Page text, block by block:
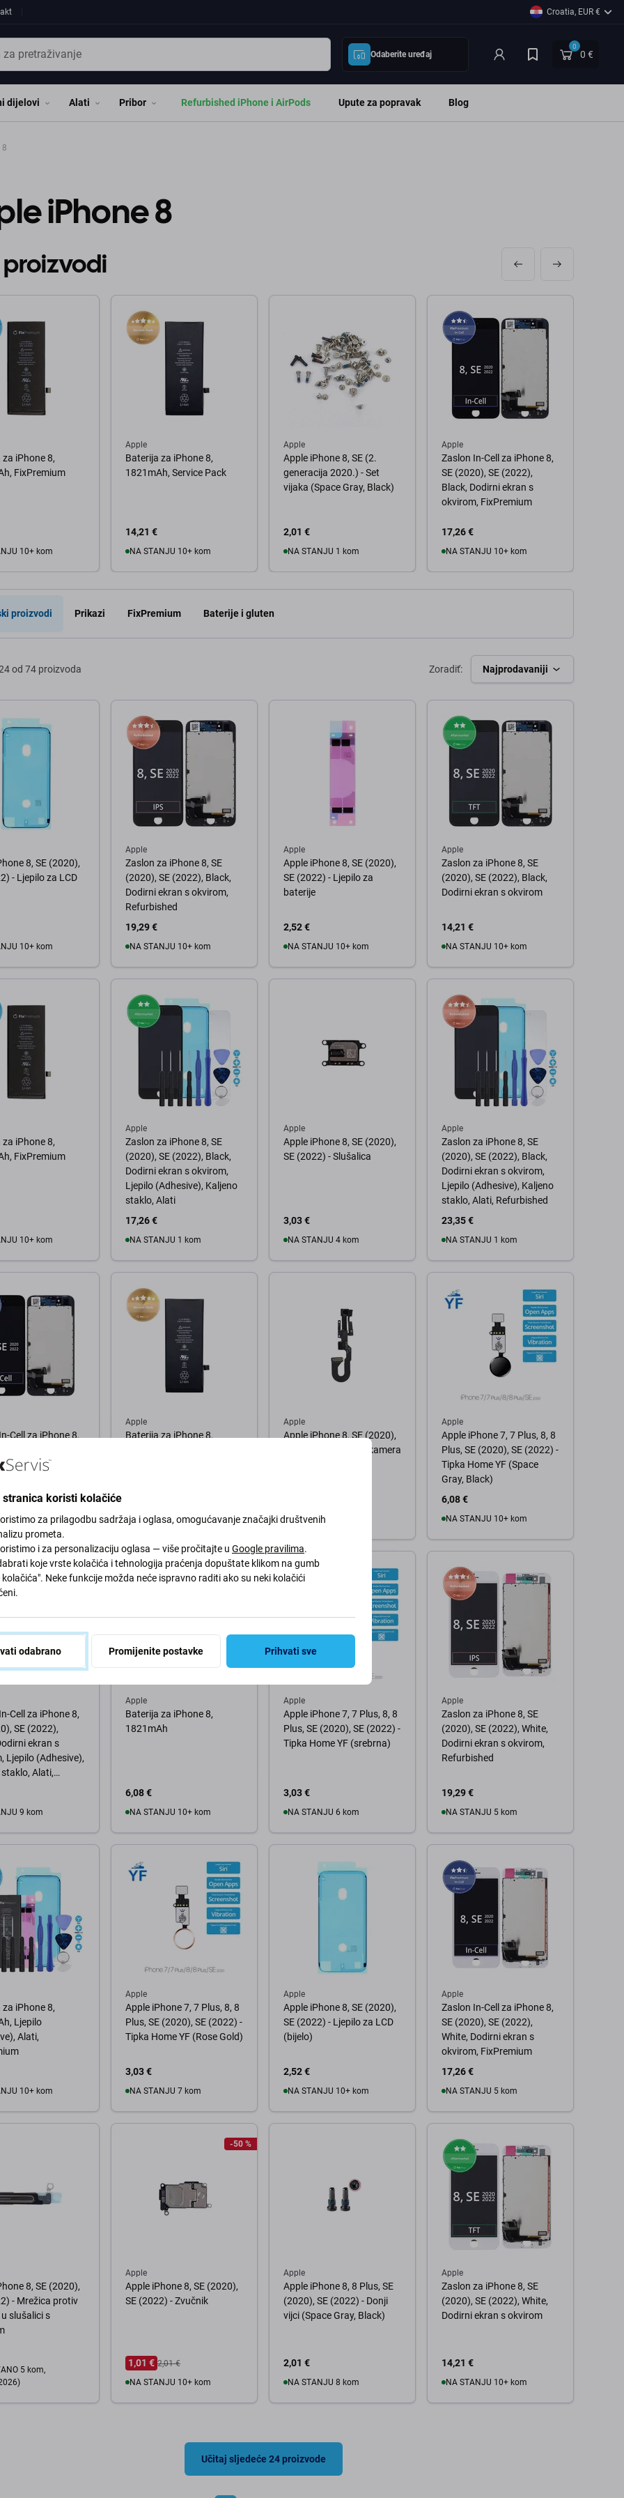
Croatia, EUR €
Odaberite uređaj
0
0 €
dijelovi Alati Pribor Refurbished iPhone i AirPods Upute za popravak Blog
8
iPhone 8
proizvodi
iPhone 8,
FixPremium
10+ kom
Apple
Baterija za iPhone 8,
1821mAh, Service Pack
14,21 €
NA STANJU 10+ kom
U košaricu
Apple
Apple iPhone 8, SE (2.
generacija 2020.) - Set
vijaka (Space Gray, Black)
2,01 €
NA STANJU 1 kom
U košaricu
Apple
Zaslon In-Cell za iPhone 8,
SE (2020), SE (2022),
Black, Dodirni ekran s
okvirom, FixPremium
17,26 €
NA STANJU 10+ kom
U košaricu
proizvodi Prikazi FixPremium Baterije i gluten
od 74 proizvoda Zoradiť: Najprodavaniji
8, SE (2020),
- Ljepilo za LCD
10+ kom
Apple
Zaslon za iPhone 8, SE
(2020), SE (2022), Black,
Dodirni ekran s okvirom,
Refurbished
19,29 €
NA STANJU 10+ kom
Apple
Apple iPhone 8, SE (2020),
SE (2022) - Ljepilo za
baterije
2,52 €
NA STANJU 10+ kom
Apple
Zaslon za iPhone 8, SE
(2020), SE (2022), Black,
Dodirni ekran s okvirom
14,21 €
NA STANJU 10+ kom
iPhone 8,
FixPremium
10+ kom
Apple
Zaslon za iPhone 8, SE
(2020), SE (2022), Black,
Dodirni ekran s okvirom,
Ljepilo (Adhesive), Kaljeno
staklo, Alati
17,26 €
NA STANJU 1 kom
Apple
Apple iPhone 8, SE (2020),
SE (2022) - Slušalica
3,03 €
NA STANJU 4 kom
Apple
Zaslon za iPhone 8, SE
(2020), SE (2022), Black,
Dodirni ekran s okvirom,
Ljepilo (Adhesive), Kaljeno
staklo, Alati, Refurbished
23,35 €
NA STANJU 1 kom
Cell za iPhone 8,
ekran s
10+ kom
Apple
Baterija za iPhone 8,
NA STANJU 10+ kom
U košaricu
Apple
Apple iPhone 8, SE (2020),
SE (2022) - Prednja kamera
NA STANJU 10+ kom
U košaricu
Apple
Apple iPhone 7, 7 Plus, 8, 8
Plus, SE (2020), SE (2022) -
Tipka Home YF (Space
Gray, Black)
6,08 €
NA STANJU 10+ kom
Cell za iPhone 8,
SE (2022),
ekran s
Ljepilo (Adhesive),
Alati,
9 kom
Apple
Baterija za iPhone 8,
1821mAh
6,08 €
NA STANJU 10+ kom
Apple
Apple iPhone 7, 7 Plus, 8, 8
Plus, SE (2020), SE (2022) -
Tipka Home YF (srebrna)
3,03 €
NA STANJU 6 kom
Apple
Zaslon za iPhone 8, SE
(2020), SE (2022), White,
Dodirni ekran s okvirom,
Refurbished
19,29 €
NA STANJU 5 kom
iPhone 8,
Ljepilo
Alati,
10+ kom
Apple
Apple iPhone 7, 7 Plus, 8, 8
Plus, SE (2020), SE (2022) -
Tipka Home YF (Rose Gold)
3,03 €
NA STANJU 7 kom
Apple
Apple iPhone 8, SE (2020),
SE (2022) - Ljepilo za LCD
(bijelo)
2,52 €
NA STANJU 10+ kom
Apple
Zaslon In-Cell za iPhone 8,
SE (2020), SE (2022),
White, Dodirni ekran s
okvirom, FixPremium
17,26 €
NA STANJU 5 kom
8, SE (2020),
- Mrežica protiv
slušalici s
5 kom,
-50 %
Apple
Apple iPhone 8, SE (2020),
SE (2022) - Zvučnik
1,01 € 2,01 €
NA STANJU 10+ kom
Apple
Apple iPhone 8, 8 Plus, SE
(2020), SE (2022) - Donji
vijci (Space Gray, Black)
2,01 €
NA STANJU 8 kom
Apple
Zaslon za iPhone 8, SE
(2020), SE (2022), White,
Dodirni ekran s okvirom
14,21 €
NA STANJU 10+ kom
Učitaj sljedeće 24 proizvode
stranica koristi kolačiće
za prilagodbu sadržaja i oglasa, omogućavanje značajki društvenih
prometa.
i za personalizaciju oglasa — više pročitajte u Google pravilima.
koje vrste kolačića i tehnologija praćenja dopuštate klikom na gumb
kolačića". Neke funkcije možda neće ispravno raditi ako su neki kolačići
odabrano Promijenite postavke Prihvati sve